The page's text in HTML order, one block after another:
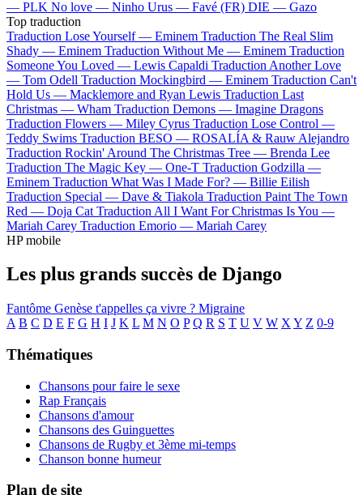
— PLK No love — Ninho Urus — Favé (FR) DIE — Gazo
Top traduction
Traduction Lose Yourself — Eminem Traduction The Real Slim
Shady — Eminem Traduction Without Me — Eminem Traduction
Someone You Loved — Lewis Capaldi Traduction Another Love
— Tom Odell Traduction Mockingbird — Eminem Traduction Can't
Hold Us — Macklemore and Ryan Lewis Traduction Last
Christmas — Wham Traduction Demons — Imagine Dragons
Traduction Flowers — Miley Cyrus Traduction Lose Control —
Teddy Swims Traduction BESO — ROSALÍA & Rauw Alejandro
Traduction Rockin' Around The Christmas Tree — Brenda Lee
Traduction The Magic Key — One-T Traduction Godzilla —
Eminem Traduction What Was I Made For? — Billie Eilish
Traduction Special — Dave & Tiakola Traduction Paint The Town
Red — Doja Cat Traduction All I Want For Christmas Is You —
Mariah Carey Traduction Emorio — Mariah Carey
HP mobile
Les plus grands succès de Django
Fantôme Genèse t'appelles ça vivre ? Migraine
A B C D E F G H I J K L M N O P Q R S T U V W X Y Z 0-9
Thématiques
Chansons pour faire le sexe
Rap Français
Chansons d'amour
Chansons des Guinguettes
Chansons de Rugby et 3ème mi-temps
Chanson bonne humeur
Plan de site